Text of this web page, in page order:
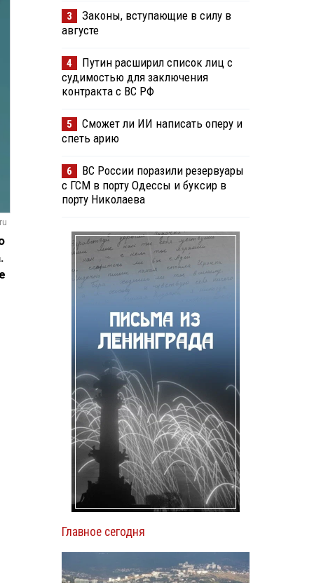
3
Законы, вступающие в силу в
августе
4
Путин расширил список лиц с
судимостью для заключения
контракта с ВС РФ
5
Сможет ли ИИ написать оперу и
спеть арию
6
ВС России поразили резервуары
с ГСМ в порту Одессы и буксир в
порту Николаева
Главное сегодня